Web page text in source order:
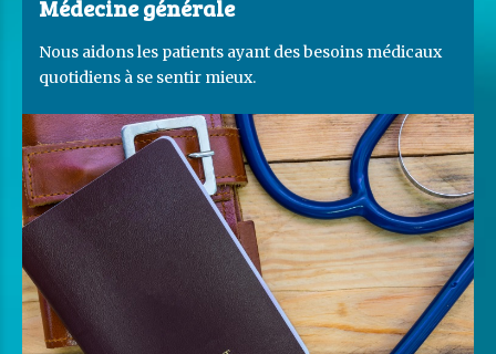
Médecine générale
Nous aidons les patients ayant des besoins médicaux
quotidiens à se sentir mieux.